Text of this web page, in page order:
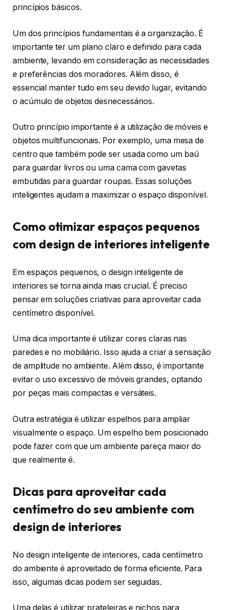
princípios básicos.
Um dos princípios fundamentais é a organização. É
importante ter um plano claro e definido para cada
ambiente, levando em consideração as necessidades
e preferências dos moradores. Além disso, é
essencial manter tudo em seu devido lugar, evitando
o acúmulo de objetos desnecessários.
Outro princípio importante é a utilização de móveis e
objetos multifuncionais. Por exemplo, uma mesa de
centro que também pode ser usada como um baú
para guardar livros ou uma cama com gavetas
embutidas para guardar roupas. Essas soluções
inteligentes ajudam a maximizar o espaço disponível.
Como otimizar espaços pequenos
com design de interiores inteligente
Em espaços pequenos, o design inteligente de
interiores se torna ainda mais crucial. É preciso
pensar em soluções criativas para aproveitar cada
centímetro disponível.
Uma dica importante é utilizar cores claras nas
paredes e no mobiliário. Isso ajuda a criar a sensação
de amplitude no ambiente. Além disso, é importante
evitar o uso excessivo de móveis grandes, optando
por peças mais compactas e versáteis.
Outra estratégia é utilizar espelhos para ampliar
visualmente o espaço. Um espelho bem posicionado
pode fazer com que um ambiente pareça maior do
que realmente é.
Dicas para aproveitar cada
centímetro do seu ambiente com
design de interiores
No design inteligente de interiores, cada centímetro
do ambiente é aproveitado de forma eficiente. Para
isso, algumas dicas podem ser seguidas.
Uma delas é utilizar prateleiras e nichos para